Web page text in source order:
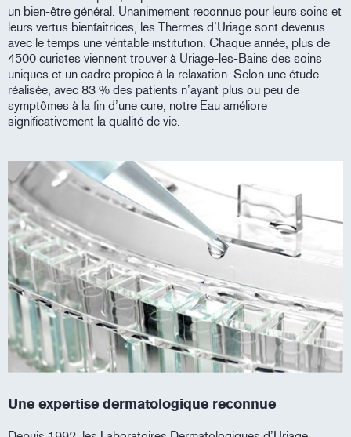
un bien-être général. Unanimement reconnus pour leurs soins et
leurs vertus bienfaitrices, les Thermes d’Uriage sont devenus
avec le temps une véritable institution. Chaque année, plus de
4500 curistes viennent trouver à Uriage-les-Bains des soins
uniques et un cadre propice à la relaxation. Selon une étude
réalisée, avec 83 % des patients n’ayant plus ou peu de
symptômes à la fin d’une cure, notre Eau améliore
significativement la qualité de vie.
Une expertise dermatologique reconnue